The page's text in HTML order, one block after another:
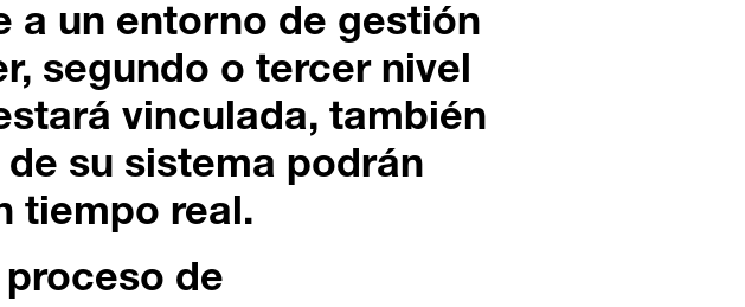
a un entorno de gestión
segundo o tercer nivel
vinculada, también
su sistema podrán
tiempo real.
de